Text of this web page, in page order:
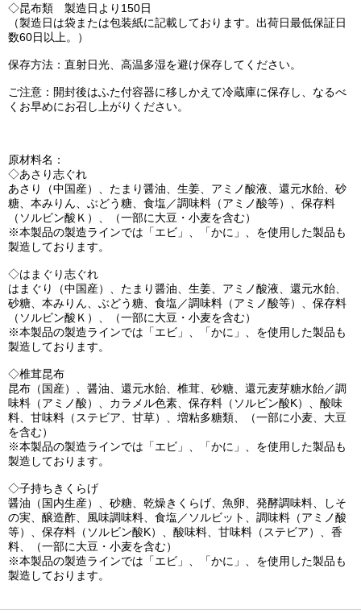
◇昆布類 製造日より150日
（製造日は袋または包装紙に記載しております。出荷日最低保証日
数60日以上。）
保存方法：直射日光、高温多湿を避け保存してください。
ご注意：開封後はふた付容器に移しかえて冷蔵庫に保存し、なるべ
くお早めにお召し上がりください。
原材料名：
◇あさり志ぐれ
あさり（中国産）、たまり醤油、生姜、アミノ酸液、還元水飴、砂
糖、本みりん、ぶどう糖、食塩／調味料（アミノ酸等）、保存料
（ソルビン酸Ｋ）、（一部に大豆・小麦を含む）
※本製品の製造ラインでは「エビ」、「かに」、を使用した製品も
製造しております。
◇はまぐり志ぐれ
はまぐり（中国産）、たまり醤油、生姜、アミノ酸液、還元水飴、
砂糖、本みりん、ぶどう糖、食塩／調味料（アミノ酸等）、保存料
（ソルビン酸Ｋ）、（一部に大豆・小麦を含む）
※本製品の製造ラインでは「エビ」、「かに」、を使用した製品も
製造しております。
◇椎茸昆布
昆布（国産）、醤油、還元水飴、椎茸、砂糖、還元麦芽糖水飴／調
味料（アミノ酸）、カラメル色素、保存料（ソルビン酸K）、酸味
料、甘味料（ステビア、甘草）、増粘多糖類、（一部に小麦、大豆
を含む）
※本製品の製造ラインでは「エビ」、「かに」、を使用した製品も
製造しております。
◇子持ちきくらげ
醤油（国内生産）、砂糖、乾燥きくらげ、魚卵、発酵調味料、しそ
の実、醸造酢、風味調味料、食塩／ソルビット、調味料（アミノ酸
等）、保存料（ソルビン酸K）、酸味料、甘味料（ステビア）、香
料、（一部に大豆・小麦を含む）
※本製品の製造ラインでは「エビ」、「かに」、を使用した製品も
製造しております。